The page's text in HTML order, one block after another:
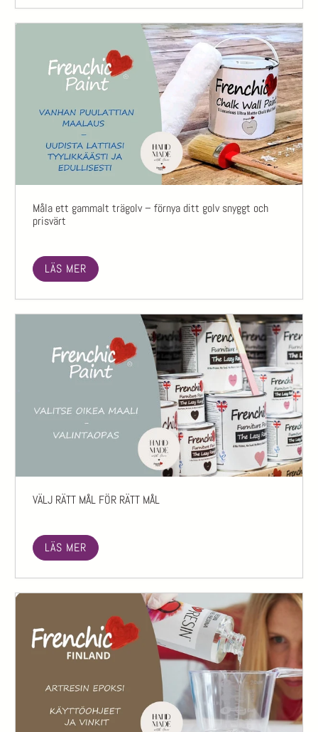
Måla ett gammalt trägolv – förnya ditt golv snyggt och
prisvärt
LÄS MER
VÄLJ RÄTT MÅL FÖR RÄTT MÅL
LÄS MER